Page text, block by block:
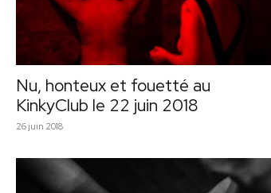
Nu, honteux et fouetté au
KinkyClub le 22 juin 2018
26 juin 2018